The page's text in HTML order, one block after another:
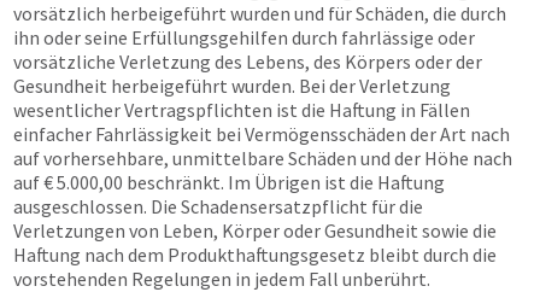
vorsätzlich herbeigeführt wurden und für Schäden, die durch
ihn oder seine Erfüllungsgehilfen durch fahrlässige oder
vorsätzliche Verletzung des Lebens, des Körpers oder der
Gesundheit herbeigeführt wurden. Bei der Verletzung
wesentlicher Vertragspflichten ist die Haftung in Fällen
einfacher Fahrlässigkeit bei Vermögensschäden der Art nach
auf vorhersehbare, unmittelbare Schäden und der Höhe nach
auf € 5.000,00 beschränkt. Im Übrigen ist die Haftung
ausgeschlossen. Die Schadensersatzpflicht für die
Verletzungen von Leben, Körper oder Gesundheit sowie die
Haftung nach dem Produkthaftungsgesetz bleibt durch die
vorstehenden Regelungen in jedem Fall unberührt.